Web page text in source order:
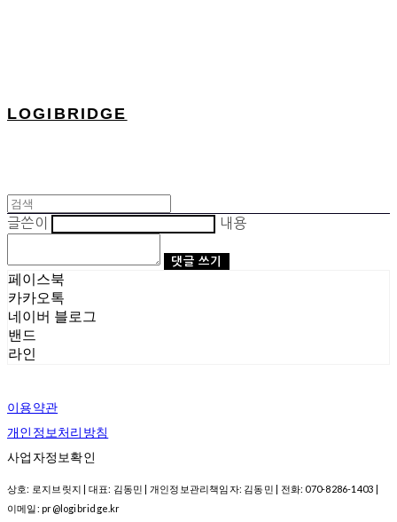
LOGIBRIDGE
글쓴이 내용
댓글 쓰기
페이스북
카카오톡
네이버 블로그
밴드
라인
이용약관
개인정보처리방침
사업자정보확인
상호: 로지브릿지 | 대표: 김동민 | 개인정보관리책임자: 김동민 | 전화: 070-8286-1403 |
이메일: pr@logibridge.kr